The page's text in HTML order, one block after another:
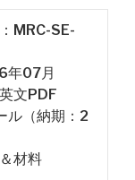
MRC-SE-
年07月
文PDF
ル（納期：2
材料